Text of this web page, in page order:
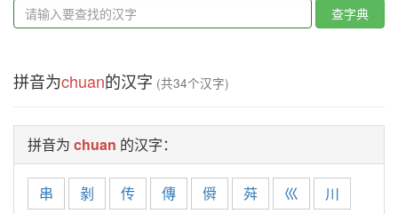
查字典
拼音为chuan的汉字 (共34个汉字)
拼音为 chuan 的汉字：
串 剶 传 傳 僢 荈 巛
川